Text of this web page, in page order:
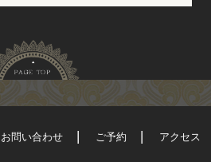
お問い合わせ ご予約 アクセス